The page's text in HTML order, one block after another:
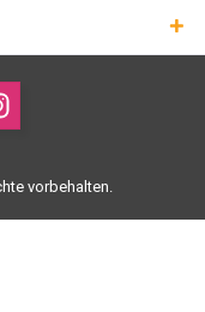
vorbehalten.